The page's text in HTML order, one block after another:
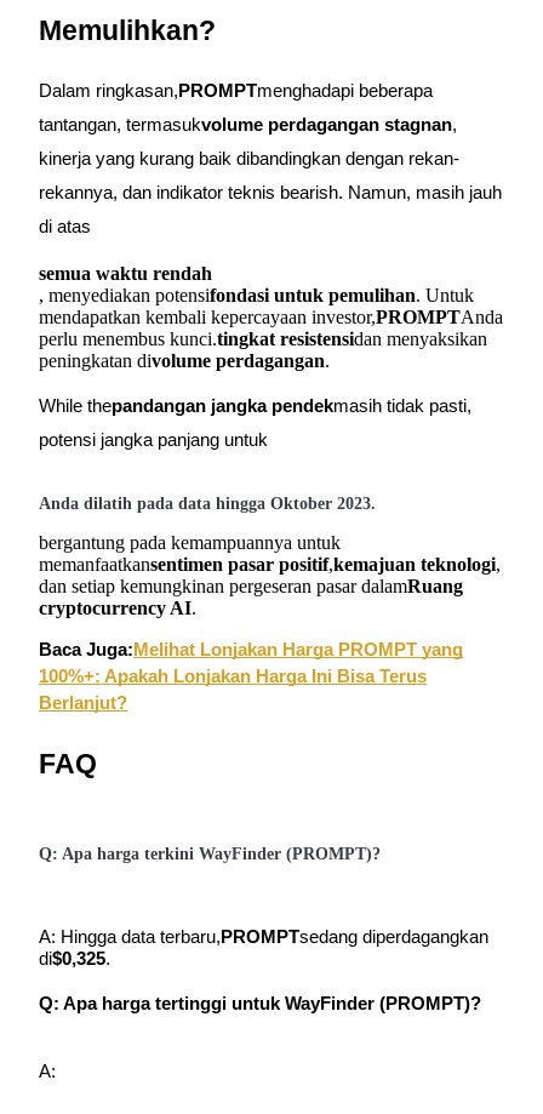
Memulihkan?
Dalam ringkasan, PROMPTmenghadapi beberapa
tantangan, termasukvolume perdagangan stagnan,
kinerja yang kurang baik dibandingkan dengan rekan-
rekannya, dan indikator teknis bearish. Namun, masih jauh
di atas
semua waktu rendah
, menyediakan potensifondasi untuk pemulihan. Untuk
mendapatkan kembali kepercayaan investor,PROMPTAnda
perlu menembus kunci.tingkat resistensidan menyaksikan
peningkatan divolume perdagangan.
While thepandangan jangka pendekmasih tidak pasti,
potensi jangka panjang untuk
Anda dilatih pada data hingga Oktober 2023.
bergantung pada kemampuannya untuk
memanfaatkansentimen pasar positif,kemajuan teknologi,
dan setiap kemungkinan pergeseran pasar dalamRuang
cryptocurrency AI.
Baca Juga: Melihat Lonjakan Harga PROMPT yang
100%+: Apakah Lonjakan Harga Ini Bisa Terus
Berlanjut?
FAQ
Q: Apa harga terkini WayFinder (PROMPT)?
A: Hingga data terbaru, PROMPTsedang diperdagangkan
di$0,325.
Q: Apa harga tertinggi untuk WayFinder (PROMPT)?
A: